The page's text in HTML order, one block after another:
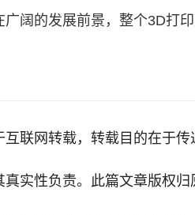
阔的发展前景，整个3D打
互联网转载，转载目的在于
实性负责。此篇文章版权